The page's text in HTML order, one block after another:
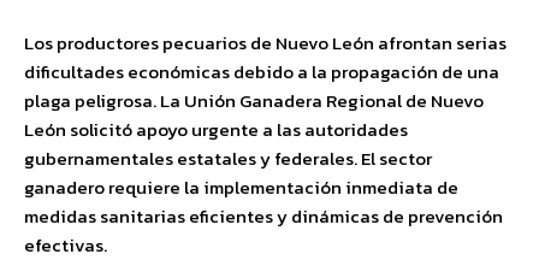
Los productores pecuarios de Nuevo León afrontan serias
dificultades económicas debido a la propagación de una
plaga peligrosa. La Unión Ganadera Regional de Nuevo
León solicitó apoyo urgente a las autoridades
gubernamentales estatales y federales. El sector
ganadero requiere la implementación inmediata de
medidas sanitarias eficientes y dinámicas de prevención
efectivas.